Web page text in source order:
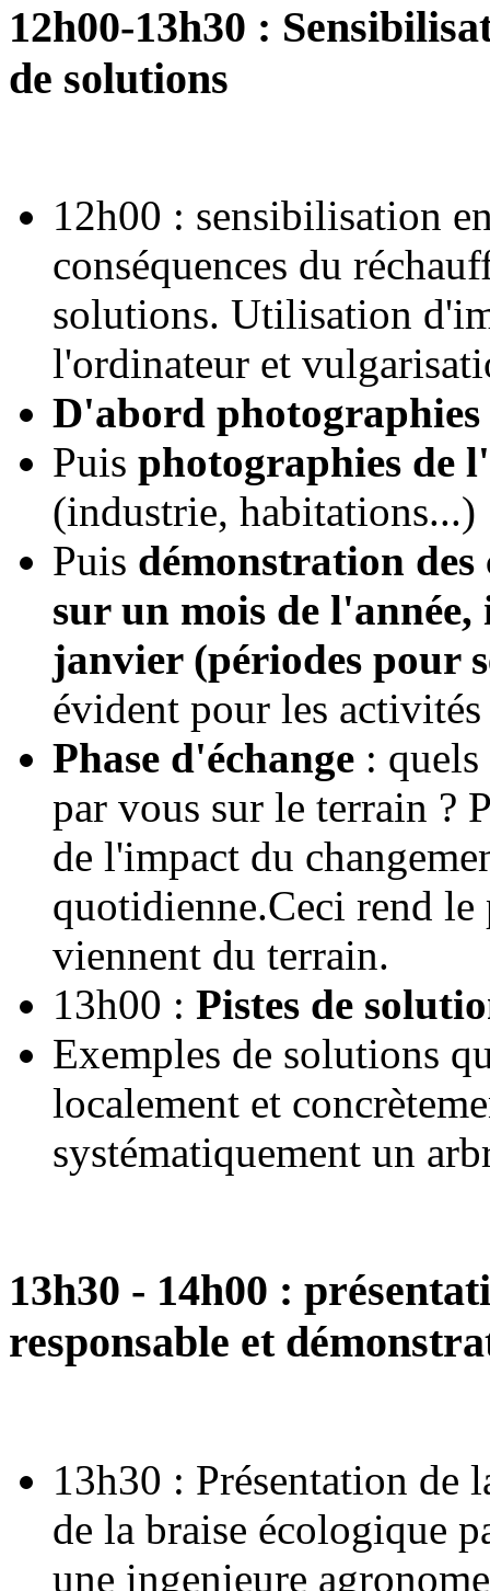
12h00-13h30 :
de solutions
12h00 : sensibilisation
conséquences du
solutions. Utilisation
l'ordinateur et
D'abord
Puis photographies de
(industrie, habitations...)
Puis démonstration des
sur un mois de
janvier (périodes pour
évident pour les
Phase d'échange : quels
par vous sur le terrain ?
de l'impact du
quotidienne.Ceci rend le
viennent du terrain.
13h00 : Pistes de
Exemples de solutions
localement et
systématiquement un
13h30 - 14h00 :
responsable et
13h30 : Présentation de
de la braise écologique
une ingenieure